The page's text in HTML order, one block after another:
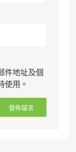
件地址及個
使用。